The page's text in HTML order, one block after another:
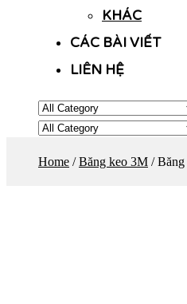
KHÁC
CÁC BÀI VIẾT
LIÊN HỆ
Home /Băng keo 3M /